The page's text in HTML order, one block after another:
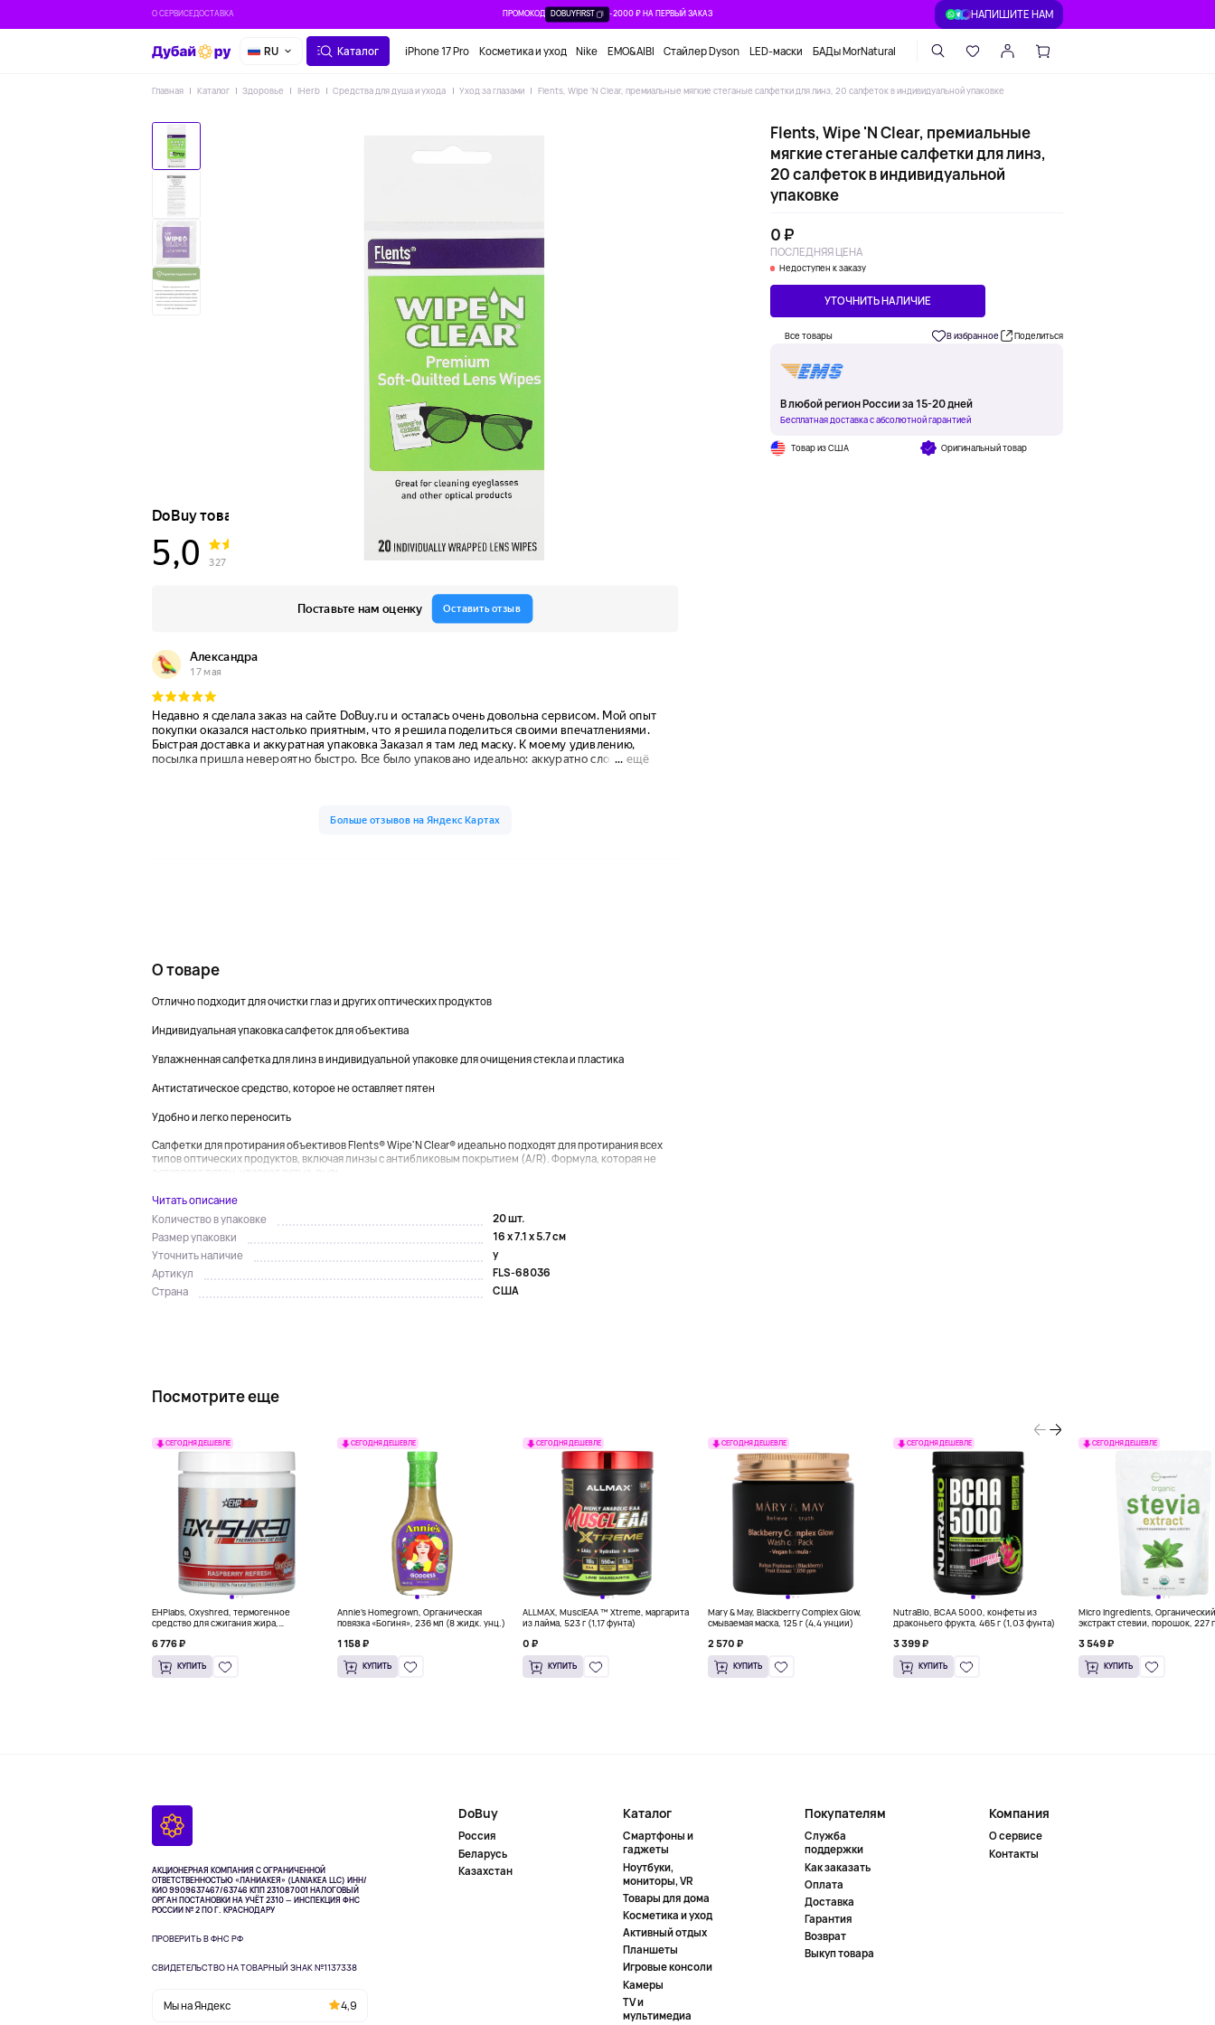
О СЕРВИСЕДОСТАВКА ПРОМОКОД DOBUYFIRST -2000 ₽ НА ПЕРВЫЙ ЗАКАЗ НАПИШИТЕ НАМ
RU Каталог iPhone 17 Pro Косметика и уход Nike EMO&AIBI Стайлер Dyson LED-маски БАДы MorNatural
Главная Каталог Здоровье IHerb Средства для душа и ухода Уход за глазами Flents, Wipe 'N Clear, премиальные мягкие стеганые салфетки для линз, 20 салфеток в индивидуальной упаковке
Flents, Wipe 'N Clear, премиальные
мягкие стеганые салфетки для линз,
20 салфеток в индивидуальной
упаковке
0 ₽
ПОСЛЕДНЯЯ ЦЕНА
Недоступен к заказу
УТОЧНИТЬ НАЛИЧИЕ
Все товары В избранное Поделиться
В любой регион России за 15-20 дней
Бесплатная доставка с абсолютной гарантией
Товар из США Оригинальный товар
О товаре
Отлично подходит для очистки глаз и других оптических продуктов
Индивидуальная упаковка салфеток для объектива
Увлажненная салфетка для линз в индивидуальной упаковке для очищения стекла и пластика
Антистатическое средство, которое не оставляет пятен
Удобно и легко переносить
Салфетки для протирания объективов Flents® Wipe'N Clear® идеально подходят для протирания всех
типов оптических продуктов, включая линзы с антибликовым покрытием (A/R). Формула, которая не
Читать описание
Количество в упаковке
20 шт.
Размер упаковки
16 x 7.1 x 5.7 см
Уточнить наличие
y
Артикул
FLS-68036
Страна
США
Посмотрите еще
СЕГОДНЯ ДЕШЕВЛЕ
EHPlabs, Oxyshred, термогенное
средство для сжигания жира,
унции)
6 776 ₽
КУПИТЬ
СЕГОДНЯ ДЕШЕВЛЕ
Annie's Homegrown, Органическая
повязка «Богиня», 236 мл (8 жидк. унц.)
1 158 ₽
КУПИТЬ
СЕГОДНЯ ДЕШЕВЛЕ
ALLMAX, MusclEAA ™ Xtreme, маргарита
из лайма, 523 г (1,17 фунта)
0 ₽
КУПИТЬ
СЕГОДНЯ ДЕШЕВЛЕ
Mary & May, Blackberry Complex Glow,
смываемая маска, 125 г (4,4 унции)
2 570 ₽
КУПИТЬ
СЕГОДНЯ ДЕШЕВЛЕ
NutraBio, BCAA 5000, конфеты из
драконьего фрукта, 465 г (1,03 фунта)
3 399 ₽
КУПИТЬ
СЕГОДНЯ ДЕШЕВЛЕ
Micro Ingredients, Органический
экстракт стевии, порошок, 227
3 549 ₽
КУПИТЬ
АКЦИОНЕРНАЯ КОМПАНИЯ С ОГРАНИЧЕННОЙ
ОТВЕТСТВЕННОСТЬЮ «ЛАНИАКЕЯ» (LANIAKEA LLC) ИНН/
КИО 9909637467/63746 КПП 231087001НАЛОГОВЫЙ
ОРГАН ПОСТАНОВКИ НА УЧЁТ 2310 — ИНСПЕКЦИЯ ФНС
РОССИИ № 2 ПО Г. КРАСНОДАРУ
ПРОВЕРИТЬ В ФНС РФ
СВИДЕТЕЛЬСТВО НА ТОВАРНЫЙ ЗНАК №1137338
Мы на Яндекс 4,9
DoBuy
Россия
Беларусь
Казахстан
Каталог
Смартфоны и
гаджеты
Ноутбуки,
мониторы, VR
Товары для дома
Косметика и уход
Активный отдых
Планшеты
Игровые консоли
Камеры
TV и
мультимедиа
Покупателям
Служба
поддержки
Как заказать
Оплата
Доставка
Гарантия
Возврат
Выкуп товара
Компания
О сервисе
Контакты